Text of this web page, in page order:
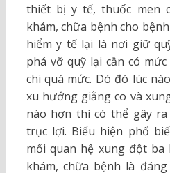
thiết bị y tế, thuốc men
khám, chữa bệnh cho
hiểm y tế lại là nơi giữ
phá vỡ quỹ lại cần có
chi quá mức. Dó đó lúc
xu hướng giằng co và
nào hơn thì có thể gây
trục lợi. Biểu hiện phổ
mối quan hệ xung đột
khám, chữa bệnh là